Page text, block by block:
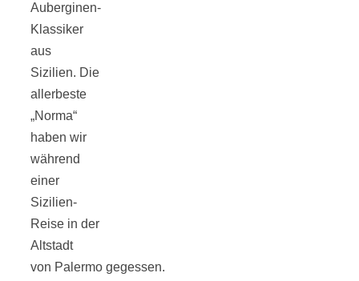
Auberginen-
Klassiker
aus
Sizilien. Die
allerbeste
„Norma“
haben wir
während
einer
Sizilien-
Reise in der
Altstadt
von Palermo gegessen.